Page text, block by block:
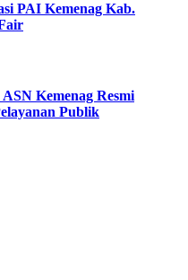
PAI Kemenag Kab.
Kemenag Resmi
Publik